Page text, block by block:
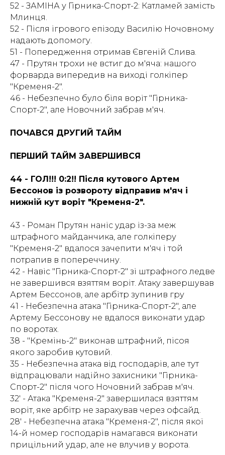
52 - ЗАМІНА у Гірника-Спорт-2: Катламей замість
Млинця.
52 - Після ігрового епізоду Василію Ночовному
надають допомогу.
51 - Попередження отримав Євгеній Слива.
47 - Прутян трохи не встиг до м'яча: нашого
форварда випередив на виході голкіпер
"Кременя-2".
46 - Небезпечно було біля воріт "Гірника-
Спорт-2", але Новочний забрав м'яч.
ПОЧАВСЯ ДРУГИЙ ТАЙМ
ПЕРШИЙ ТАЙМ ЗАВЕРШИВСЯ
44 - ГОЛ!!! 0:2!! Після кутового Артем
Бессонов із розвороту відправив м'яч і
нижній кут воріт "Кременя-2".
43 - Роман Прутян наніс удар із-за меж
штрафного майданчика, але голкіперу
"Кременя-2" вдалося зачепити м'яч і той
потрапив в попереччину.
42 - Навіс "Гірника-Спорт-2" зі штрафного ледве
не завершився взяттям воріт. Атаку завершував
Артем Бессонов, але арбітр зупинив гру
41 - Небезпечна атака "Гірника-Спорт-2", але
Артему Бессонову не вдалося виконати удар
по воротах.
38 - "Кремінь-2" виконав штрафний, пісоя
якого заробив кутовий.
35 - Небезпечна атака від господарів, але тут
відпрацювали надійно захисники "Гірника-
Спорт-2" після чого Ночовний забрав м'яч.
32' - Атака "Кременя-2" завершилася взяттям
воріт, яке арбітр не зарахував через офсайд.
28' - Небезпечна атака "Кременя-2", після якої
14-й номер господарів намагався виконати
прицільний удар, але не влучив у ворота.